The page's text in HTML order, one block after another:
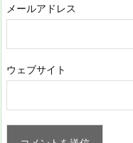
メールアドレス
ウェブサイト